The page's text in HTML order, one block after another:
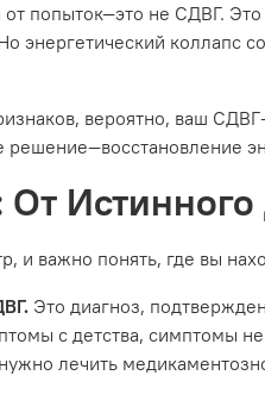
от попыток—это не СДВГ.
коллапс
вероятно, ваш
и важно понять, где вы
Это диагноз,
с детства, симптомы
лечить